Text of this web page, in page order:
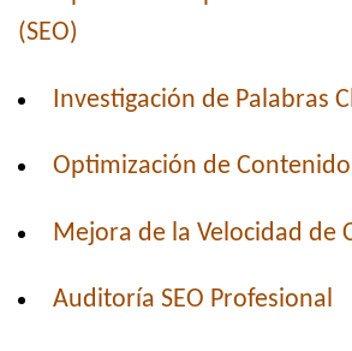
(SEO)
Investigación de Palabras
Optimización de
Mejora de la Velocidad de
Auditoría SEO Profesional